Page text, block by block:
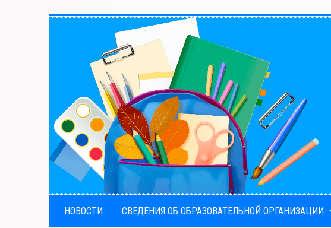
НОВОСТИ СВЕДЕНИЯ ОБ ОБРАЗОВАТЕЛЬНОЙ ОРГАНИЗАЦИИ